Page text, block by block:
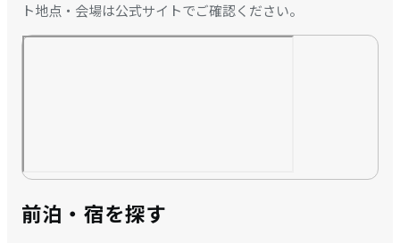
ト地点・会場は公式サイトでご確認ください。
前泊・宿を探す